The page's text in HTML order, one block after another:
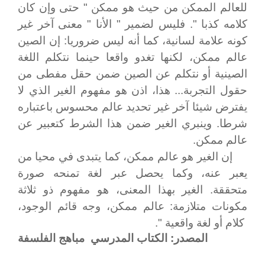
للعالم الممكن من حيث هو ممكن " حتى وإن كان
كلامه كذبا ". فليس لضمير " الأنا " معنى آخر غير
كونه علامة لسانية، كما أنه ليس ضروريا: إن الصين
عالم ممكن، لكنها تغدو واقعا حينما نتكلم اللغة
الصينية أو نتكلم عن الصين ضمن حقل مفطى من
حقول التجربة... هذا، اذن هو مفهوم الغير الذي لا
يفترض شيئا آخر غير تحديد عالم محسوس باعتباره
شرطا. وينبري الغير ضمن هذا الشرط كتعبير عن
عالم ممكن.
إن الغير هو عالم ممكن، كما يتبدى في محيا من
يعبر عنه، وكما يحصل عبر لغة تمنحه صورة
متحققة. الغير بهذا المعنى، هو مفهوم ذو ثلاثة
مكونات متلازمة: عالم ممكن، وجه قائم الوجود،
كلام أو لغة واقعية ".
المصدر: الكتاب المدرسي مباهج الفلسفة